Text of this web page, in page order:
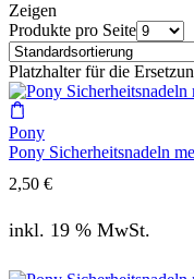
Zeigen
Produkte pro Seite
Platzhalter für die
Pony
Pony Sicherheitsnadeln
2,50 €
inkl. 19 % MwSt.